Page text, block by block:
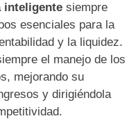
inteligente siempre
esenciales para la
y la liquidez.
el manejo de los
mejorando su
y dirigiéndola